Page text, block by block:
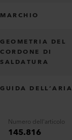
MARCHIO
GEOMETRIA DEL
CORDONE DI
SALDATURA
GUIDA DELL’ARIA
Numero dell'articolo
145.816